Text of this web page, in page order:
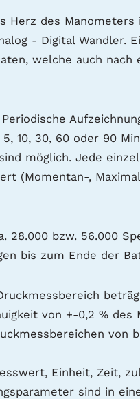
Herz des
- Digital Wandler.
welche auch
Periodische
5, 10, 30, 60 oder 90
möglich. Jede
(Momentan-,
28.000 bzw. 56.000
bis zum Ende der
von +-0,2 % des
von
Einheit, Zeit,
sind in